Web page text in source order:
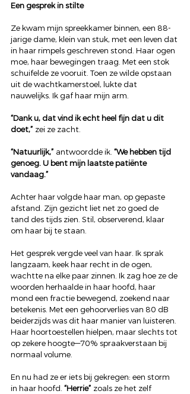
Een gesprek in stilte
Ze kwam mijn spreekkamer binnen, een 88-
jarige dame, klein van stuk, met een leven dat
in haar rimpels geschreven stond. Haar ogen
moe, haar bewegingen traag. Met een stok
schuifelde ze vooruit. Toen ze wilde opstaan
uit de wachtkamerstoel, lukte dat
nauwelijks. Ik gaf haar mijn arm.
“Dank u, dat vind ik echt heel fijn dat u dit
doet,” zei ze zacht.
“Natuurlijk,” antwoordde ik. “We hebben tijd
genoeg. U bent mijn laatste patiënte
vandaag.”
Achter haar volgde haar man, op gepaste
afstand. Zijn gezicht liet net zo goed de
tand des tijds zien. Stil, observerend, klaar
om haar bij te staan.
Het gesprek vergde veel van haar. Ik sprak
langzaam, keek haar recht in de ogen,
wachtte na elke paar zinnen. Ik zag hoe ze de
woorden herhaalde in haar hoofd, haar
mond een fractie bewegend, zoekend naar
betekenis. Met een gehoorverlies van 80 dB
beiderzijds was dit haar manier van luisteren.
Haar hoortoestellen hielpen, maar slechts tot
op zekere hoogte—70% spraakverstaan bij
normaal volume.
En nu had ze er iets bij gekregen: een storm
in haar hoofd. “Herrie” zoals ze het zelf